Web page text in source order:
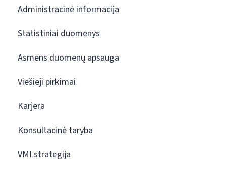
Administracinė informacija
Statistiniai duomenys
Asmens duomenų apsauga
Viešieji pirkimai
Karjera
Konsultacinė taryba
VMI strategija